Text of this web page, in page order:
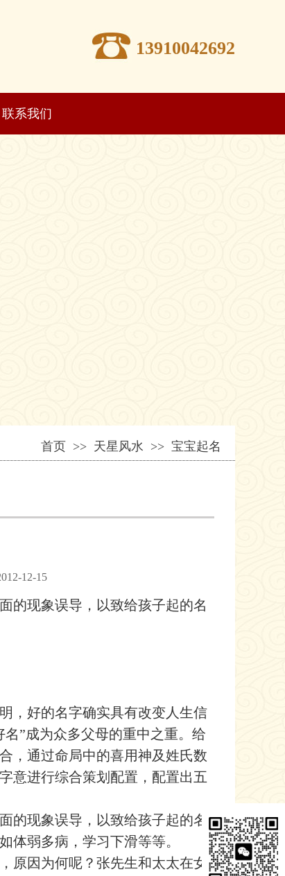
13910042692
联系我们
首页 >> 天星风水 >> 宝宝起名
12-15
的现象误导，以致给孩子起的名
，好的名字确实具有改变人生信
”成为众多父母的重中之重。给
，通过命局中的喜用神及姓氏数
意进行综合策划配置，配置出五
的现象误导，以致给孩子起的名
体弱多病，学习下滑等等。
原因为何呢？张先生和太太在女